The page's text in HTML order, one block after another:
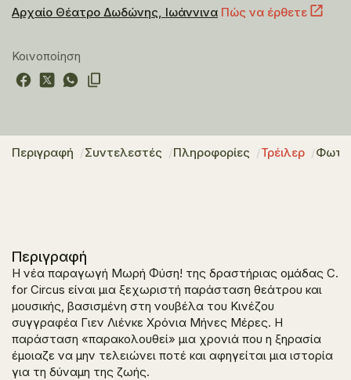
Αρχαίο Θέατρο Δωδώνης, Ιωάννινα Πώς να έρθετε
Κοινοποίηση
Περιγραφή Συντελεστές Πληροφορίες Τρέιλερ
Περιγραφή
Η νέα παραγωγή Μωρή Φύση! της δραστήριας ομάδας C.
for Circus είναι μια ξεχωριστή παράσταση θεάτρου και
μουσικής, βασισμένη στη νουβέλα του Κινέζου
συγγραφέα Γιεν Λιένκε Χρόνια Μήνες Μέρες. Η
παράσταση «παρακολουθεί» μια χρονιά που η ξηρασία
έμοιαζε να μην τελειώνει ποτέ και αφηγείται μια ιστορία
για τη δύναμη της ζωής.